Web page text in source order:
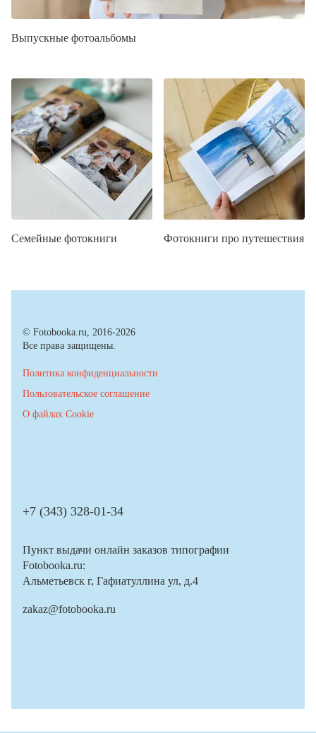
Выпускные фотоальбомы
Семейные фотокниги Фотокниги про путешествия
© Fotobooka.ru, 2016-2026
Все права защищены.
Политика конфиденциальности
Пользовательское соглашение
О файлах Cookie
+7 (343) 328-01-34
Пункт выдачи онлайн заказов типографии
Fotobooka.ru:
Альметьевск г, Гафиатуллина ул, д.4
zakaz@fotobooka.ru